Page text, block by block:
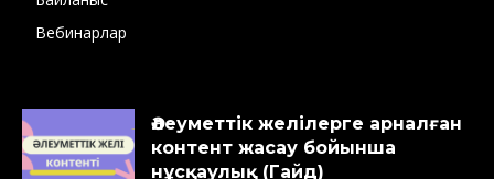
Вебинарлар
Әлеуметтік желілерге арналған
контент жасау бойынша
нұсқаулық (Гайд)